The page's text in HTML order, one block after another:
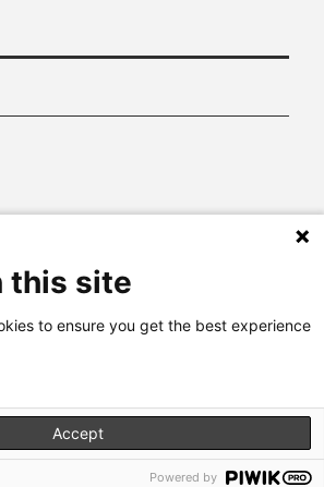
d
I
this site
to ensure you get the best experience
Accept
Powered by